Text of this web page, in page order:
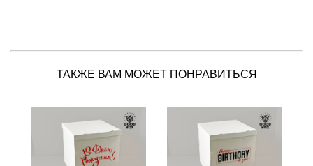
ТАКЖЕ ВАМ МОЖЕТ ПОНРАВИТЬСЯ